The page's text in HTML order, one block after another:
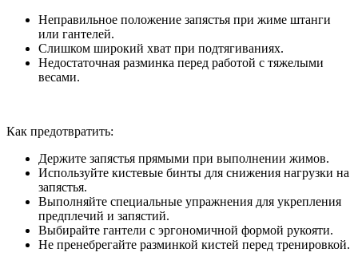
Неправильное положение запястья при жиме штанги
или гантелей.
Слишком широкий хват при подтягиваниях.
Недостаточная разминка перед работой с тяжелыми
весами.
Как предотвратить:
Держите запястья прямыми при выполнении жимов.
Используйте кистевые бинты для снижения нагрузки на
запястья.
Выполняйте специальные упражнения для укрепления
предплечий и запястий.
Выбирайте гантели с эргономичной формой рукояти.
Не пренебрегайте разминкой кистей перед тренировкой.